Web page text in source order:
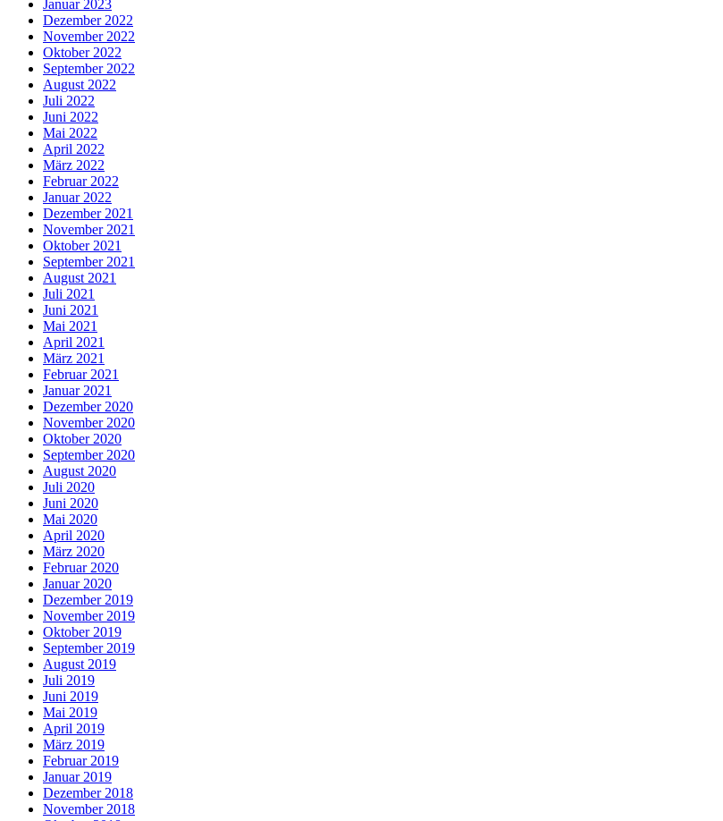
Januar 2023
Dezember 2022
November 2022
Oktober 2022
September 2022
August 2022
Juli 2022
Juni 2022
Mai 2022
April 2022
März 2022
Februar 2022
Januar 2022
Dezember 2021
November 2021
Oktober 2021
September 2021
August 2021
Juli 2021
Juni 2021
Mai 2021
April 2021
März 2021
Februar 2021
Januar 2021
Dezember 2020
November 2020
Oktober 2020
September 2020
August 2020
Juli 2020
Juni 2020
Mai 2020
April 2020
März 2020
Februar 2020
Januar 2020
Dezember 2019
November 2019
Oktober 2019
September 2019
August 2019
Juli 2019
Juni 2019
Mai 2019
April 2019
März 2019
Februar 2019
Januar 2019
Dezember 2018
November 2018